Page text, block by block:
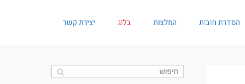
הסדרת חובות המלצות בלוג יצירת קשר